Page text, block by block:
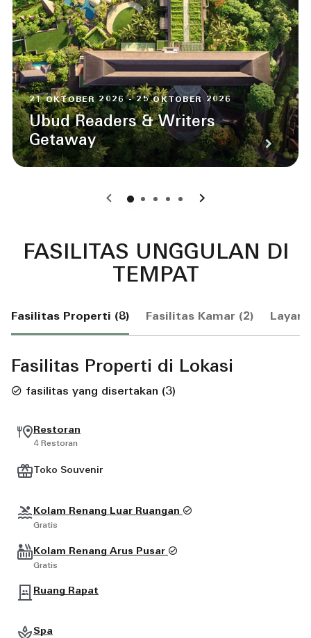
21 OKTOBER 2026 - 25 OKTOBER 2026
Ubud Readers & Writers
Getaway
0 1 2 3 4
FASILITAS UNGGULAN DI
TEMPAT
Fasilitas Properti (8) Fasilitas Kamar (2)
Fasilitas Properti di Lokasi
fasilitas yang disertakan (3)
Restoran
4 Restoran
Toko Souvenir
Kolam Renang Luar Ruangan
Gratis
Kolam Renang Arus Pusar
Gratis
Ruang Rapat
Spa